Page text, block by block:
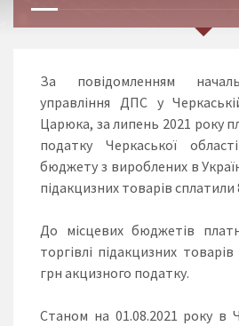
За повідомленням
управління ДПС у
Царюка, за липень 2021 року
податку Черкаської
бюджету з вироблених в
підакцизних товарів
До місцевих бюджетів
торгівлі підакцизних
грн акцизного податку.
Станом на 01.08.2021 року в